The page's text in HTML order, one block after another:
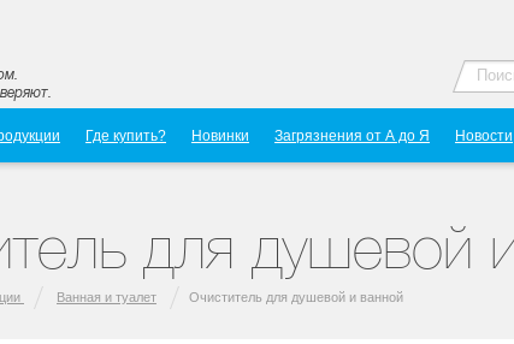
Где купить? Новинки Загрязнения от А до Я Новости
для душевой
Ванная и туалет Очиститель для душевой и ванной